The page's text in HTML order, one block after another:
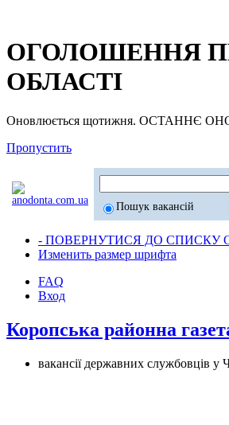
ОГОЛОШЕННЯ
ОБЛАСТІ
Оновлюється щотижня. ОСТАННЄ
Пропустить
Пошук вакансій
- ПОВЕРНУТИСЯ ДО СПИСКУ
Изменить размер шрифта
FAQ
Вход
Коропська районна
вакансії державних службовців у